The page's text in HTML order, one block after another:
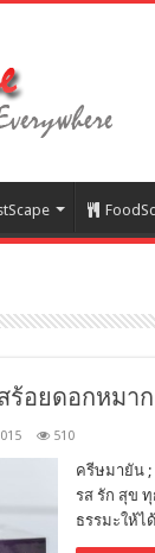
ร้อยดอกหมาก
510
ครีษมายัน ;
รส รัก สุข
ธรรมะให้ไ